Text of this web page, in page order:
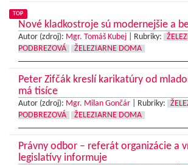
TOP
Nové kladkostroje sú modernejšie a
Autor (zdroj): Mgr. Tomáš Kubej Rubriky:
PODBREZOVÁ
ŽELEZIARNE DOMA
Peter Zifčák kreslí karikatúry od
má tisíce
Autor (zdroj): Mgr. Milan Gončár Rubriky:
PODBREZOVÁ
ŽELEZIARNE DOMA
Právny odbor – referát organizácie a
legislatívy informuje